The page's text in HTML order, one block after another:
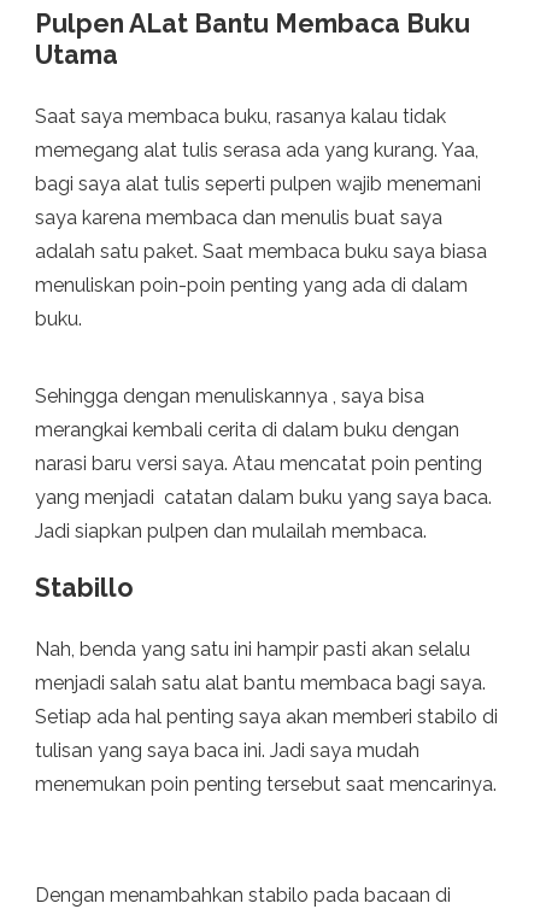
Pulpen ALat Bantu Membaca Buku
Utama
Saat saya membaca buku, rasanya kalau tidak
memegang alat tulis serasa ada yang kurang. Yaa,
bagi saya alat tulis seperti pulpen wajib menemani
saya karena membaca dan menulis buat saya
adalah satu paket. Saat membaca buku saya biasa
menuliskan poin-poin penting yang ada di dalam
buku.
Sehingga dengan menuliskannya , saya bisa
merangkai kembali cerita di dalam buku dengan
narasi baru versi saya. Atau mencatat poin penting
yang menjadi catatan dalam buku yang saya baca.
Jadi siapkan pulpen dan mulailah membaca.
Stabillo
Nah, benda yang satu ini hampir pasti akan selalu
menjadi salah satu alat bantu membaca bagi saya.
Setiap ada hal penting saya akan memberi stabilo di
tulisan yang saya baca ini. Jadi saya mudah
menemukan poin penting tersebut saat mencarinya.
Dengan menambahkan stabilo pada bacaan di